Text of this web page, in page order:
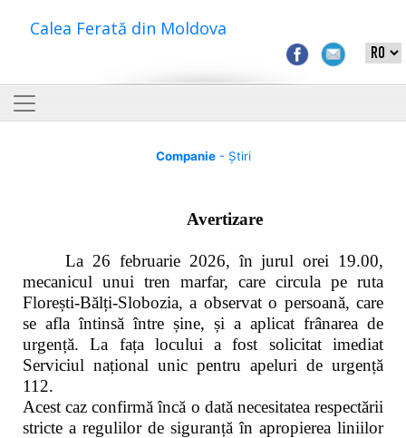
Calea Ferată din Moldova
Companie- Știri
Avertizare
La 26 februarie 2026, în jurul orei 19.00,
mecanicul unui tren marfar, care circula pe ruta
Florești-Bălți-Slobozia, a observat o persoană, care
se afla întinsă între șine, și a aplicat frânarea de
urgență. La fața locului a fost solicitat imediat
Serviciul național unic pentru apeluri de urgență
112.
Acest caz confirmă încă o dată necesitatea respectării
stricte a regulilor de siguranță în apropierea liniilor